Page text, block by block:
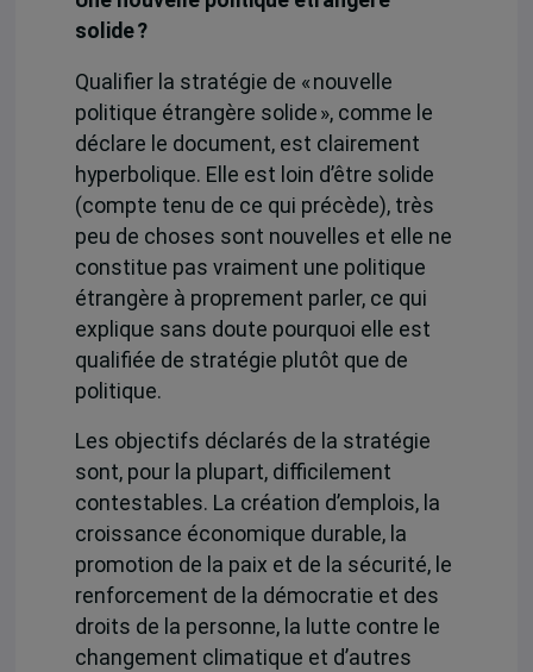
solide ?
Qualifier la stratégie de « nouvelle
politique étrangère solide », comme le
déclare le document, est clairement
hyperbolique. Elle est loin d’être solide
(compte tenu de ce qui précède), très
peu de choses sont nouvelles et elle ne
constitue pas vraiment une politique
étrangère à proprement parler, ce qui
explique sans doute pourquoi elle est
qualifiée de stratégie plutôt que de
politique.
Les objectifs déclarés de la stratégie
sont, pour la plupart, difficilement
contestables. La création d’emplois, la
croissance économique durable, la
promotion de la paix et de la sécurité, le
renforcement de la démocratie et des
droits de la personne, la lutte contre le
changement climatique et d’autres